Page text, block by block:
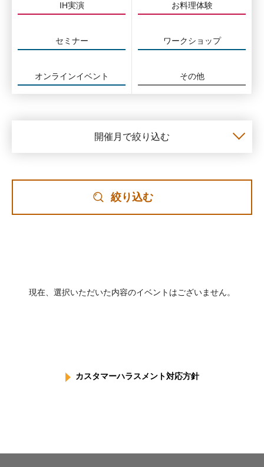
IH実演 お料理体験
セミナー ワークショップ
オンラインイベント その他
開催月で絞り込む
絞り込む
現在、選択いただいた内容のイベントはございません。
カスタマーハラスメント対応方針